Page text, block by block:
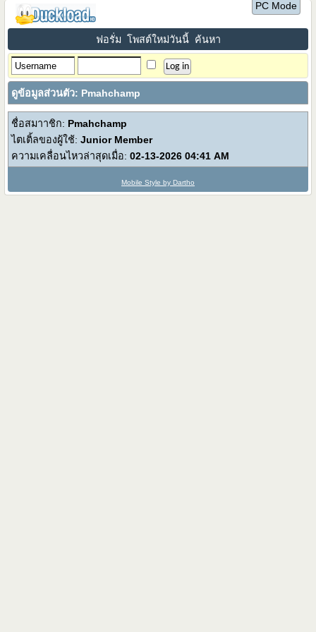
PC Mode
ฟอรั่ม โพสต์ใหม่วันนี้ ค้นหา
ดูข้อมูลส่วนตัว: Pmahchamp
ชื่อสมาาชิก: Pmahchamp
ไตเติ้ลของผู้ใช้:Junior Member
ความเคลื่อนไหวล่าสุดเมื่อ: 02-13-202604:41 AM
Mobile Style by Dartho